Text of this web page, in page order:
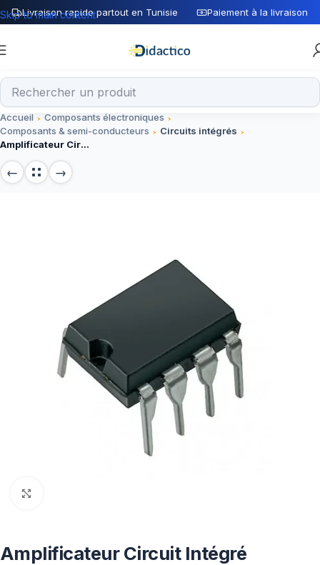
Livraison rapide partout en Tunisie Paiement à la livraison
Skip to main content
Accueil
Composants électroniques
Composants & semi-conducteurs
Circuits intégrés
Amplificateur Circuit Intégré UA741CN DIP-8, Composant Électronique
Amplificateur Circuit Intégré